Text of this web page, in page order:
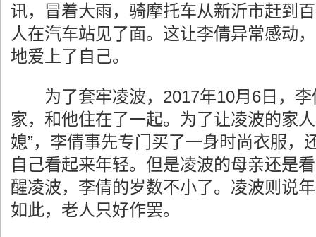
讯，冒着大雨，骑摩托车从新沂市赶到
人在汽车站见了面。这让李倩异常感动
地爱上了自己。
为了套牢凌波，2017年10月6日，李
家，和他住在了一起。为了让凌波的家
媳”，李倩事先专门买了一身时尚衣服，
自己看起来年轻。但是凌波的母亲还是
醒凌波，李倩的岁数不小了。凌波则说
如此，老人只好作罢。